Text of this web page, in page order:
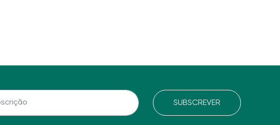
SUBSCREVER